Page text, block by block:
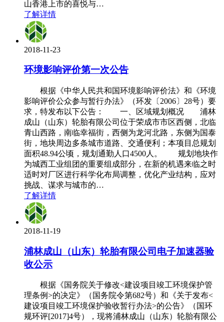
山香港上市的喜悦与…
了解详情
2018-11-23
环境影响评价第一次公告
根据《中华人民共和国环境影响评价法》和《环境
影响评价公众参与暂行办法》（环发〔2006〕28号）要
求，特发布以下公告： 一、区域规划概况 浦林
成山（山东）轮胎有限公司位于荣成市市区西侧，北临
青山西路，南临幸福街，西侧为龙河北路，东侧为国泰
街，地块周边多条城市道路、交通便利；本项目总规划
面积48.94公顷，规划通勤人口4500人。 规划地块作
为城西工业组团的重要组成部分，在新的机遇来临之时
适时对厂区进行科学化布局调整，优化产业结构，应对
挑战、谋求与城市的…
了解详情
2018-11-19
浦林成山（山东）轮胎有限公司电子加速器验
收公示
根据《国务院关于修改<建设项目竣工环境保护管
理条例>的决定》（国务院令第682号）和《关于发布<
建设项目竣工环境保护验收暂行办法>的公告》（国环
规环评[2017]4号），现将浦林成山（山东）轮胎有限公